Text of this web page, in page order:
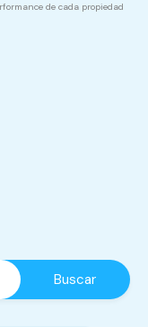
de cada propiedad